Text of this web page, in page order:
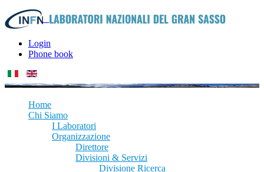
Login
Phone book
Home
Chi Siamo
I Laboratori
Organizzazione
Direttore
Divisioni & Servizi
Divisione Ricerca